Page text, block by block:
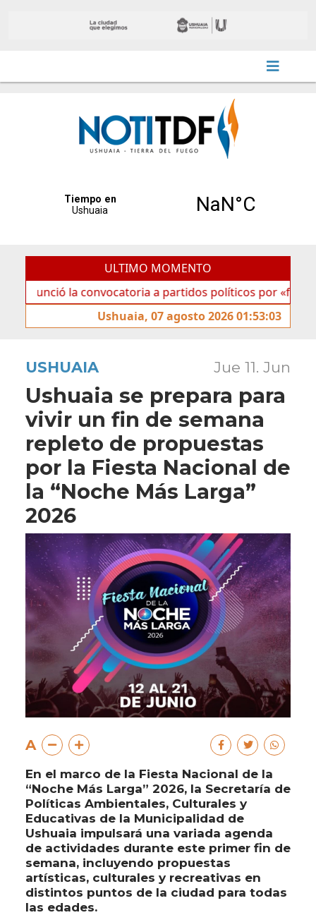
ULTIMO MOMENTO
la convocatoria a partidos políticos por «ficha limpia»
Ushuaia, 07 agosto 2026 01:53:03
USHUAIA Jue 11. Jun
Ushuaia se prepara para
vivir un fin de semana
repleto de propuestas
por la Fiesta Nacional de
la “Noche Más Larga”
2026
A
En el marco de la Fiesta Nacional de la
“Noche Más Larga” 2026, la Secretaría de
Políticas Ambientales, Culturales y
Educativas de la Municipalidad de
Ushuaia impulsará una variada agenda
de actividades durante este primer fin de
semana, incluyendo propuestas
artísticas, culturales y recreativas en
distintos puntos de la ciudad para todas
las edades.